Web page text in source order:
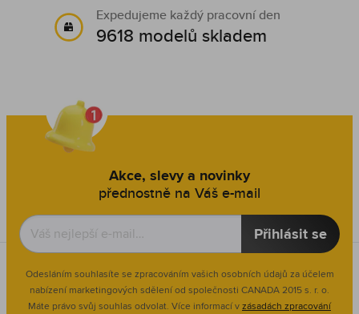
Expedujeme každý pracovní den
9618 modelů skladem
Akce, slevy a novinky
přednostně na Váš e-mail
Přihlásit se
Odesláním souhlasíte se zpracováním vašich osobních údajů za účelem
nabízení marketingových sdělení od společnosti CANADA 2015 s. r. o.
Máte právo svůj souhlas odvolat. Více informací vzásadách zpracování